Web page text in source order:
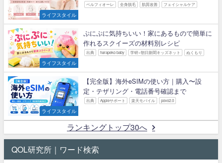
ライフスタイル
ベルフィオーレ 全身脱毛 肌質改善 フェイシャルケア
ライフスタイル
ぷにぷに気持ちいい！家にあるもので簡単に
作れるスクイーズの材料別レシピ
出典 harapeko baby 学研×朝日新聞キッズネット ぬくもり
ライフスタイル
【完全版】海外eSIMの使い方｜購入〜設
定・テザリング・電話番号確認まで
出典 Appleサポート 楽天モバイル povo2.0
ランキングトップ30へ
QOL研究所｜ワード検索